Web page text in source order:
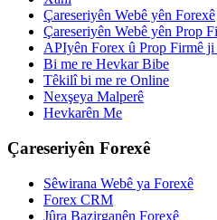
Çareseriyên Webê yên Forexê
Çareseriyên Webê yên Prop
APIyên Forex û Prop Firmê ji
Bi me re Hevkar Bibe
Têkilî bi me re Online
Nexşeya Malperê
Hevkarên Me
Çareseriyên Forexê
Sêwirana Webê ya Forexê
Forex CRM
Jûra Bazirganên Forexê